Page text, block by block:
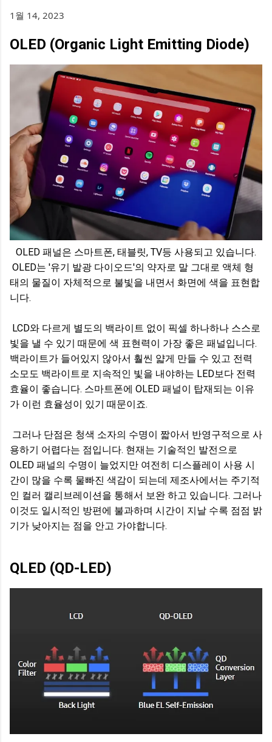
1월 14, 2023
OLED (Organic Light Emitting Diode)
OLED 패널은 스마트폰, 태블릿, TV등 사용되고 있습니다.
OLED는 '유기 발광 다이오드'의 약자로 말 그대로 액체 형
태의 물질이 자체적으로 불빛을 내면서 화면에 색을 표현합
니다.
LCD와 다르게 별도의 백라이트 없이 픽셀 하나하나 스스로
빛을 낼 수 있기 때문에 색 표현력이 가장 좋은 패널입니다.
백라이트가 들어있지 않아서 훨씬 얇게 만들 수 있고 전력
소모도 백라이트로 지속적인 빛을 내야하는 LED보다 전력
효율이 좋습니다. 스마트폰에 OLED 패널이 탑재되는 이유
가 이런 효율성이 있기 때문이죠.
그러나 단점은 청색 소자의 수명이 짧아서 반영구적으로 사
용하기 어렵다는 점입니다. 현재는 기술적인 발전으로
OLED 패널의 수명이 늘었지만 여전히 디스플레이 사용 시
간이 많을 수록 물빠진 색감이 되는데 제조사에서는 주기적
인 컬러 캘리브레이션을 통해서 보완 하고 있습니다. 그러나
이것도 일시적인 방편에 불과하며 시간이 지날 수록 점점 밝
기가 낮아지는 점을 안고 가야합니다.
QLED (QD-LED)